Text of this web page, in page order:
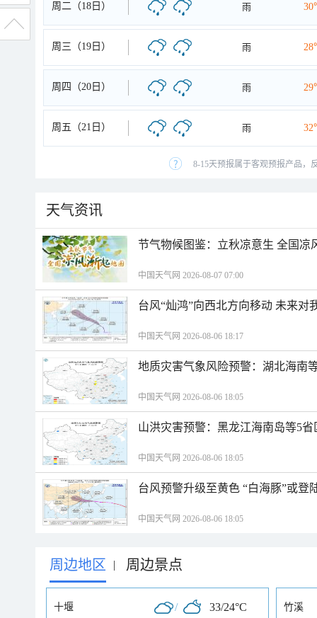
周二（18日） 雨
周三（19日） 雨
周四（20日） 雨
周五（21日） 雨
8-15天预报属于客观预报产品，
天气资讯
节气物候图鉴：立秋凉意生 全国凉
中国天气网 2026-08-07 07:00
台风“灿鸿”向西北方向移动 未来对
中国天气网 2026-08-06 18:17
地质灾害气象风险预警：湖北海南
中国天气网 2026-08-06 18:05
山洪灾害预警：黑龙江海南岛等5
中国天气网 2026-08-06 18:05
台风预警升级至黄色 “白海豚”或登
中国天气网 2026-08-06 18:05
周边地区 | 周边景点
十堰 / 33/24°C 竹溪